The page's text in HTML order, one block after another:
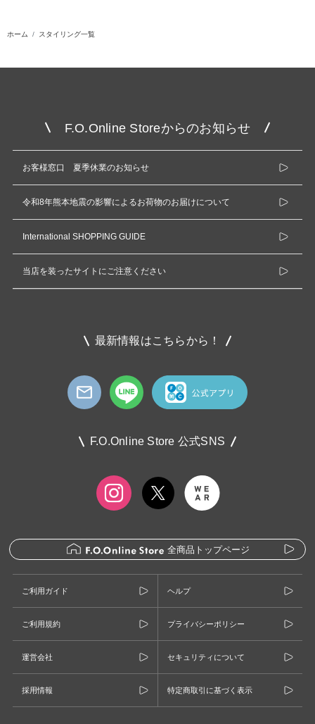
ホーム スタイリング一覧
F.O.Online Storeからのお知らせ
お客様窓口 夏季休業のお知らせ
令和8年熊本地震の影響によるお荷物のお届けについて
International SHOPPING GUIDE
当店を装ったサイトにご注意ください
最新情報はこちらから！
F.O.Online Store 公式SNS
全商品トップページ
ご利用ガイド ヘルプ
ご利用規約 プライバシーポリシー
運営会社 セキュリティについて
採用情報 特定商取引に基づく表示